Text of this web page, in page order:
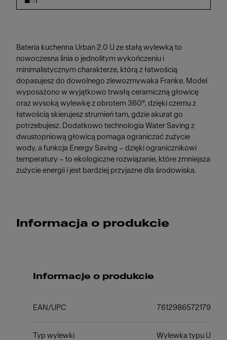
Bateria kuchenna Urban 2.0 U ze stałą wylewką to
nowoczesna linia o jednolitym wykończeniu i
minimalistycznym charakterze, którą z łatwością
dopasujesz do dowolnego zlewozmywaka Franke. Model
wyposażono w wyjątkowo trwałą ceramiczną głowicę
oraz wysoką wylewkę z obrotem 360°, dzięki czemu z
łatwością skierujesz strumień tam, gdzie akurat go
potrzebujesz. Dodatkowo technologia Water Saving z
dwustopniową głowicą pomaga ograniczać zużycie
wody, a funkcja Energy Saving – dzięki ogranicznikowi
temperatury – to ekologiczne rozwiązanie, które zmniejsza
zużycie energii i jest bardziej przyjazne dla środowiska.
Informacja o produkcie
Informacje o produkcie
EAN/UPC 7612986572179
Typ wylewki Wylewka typu U